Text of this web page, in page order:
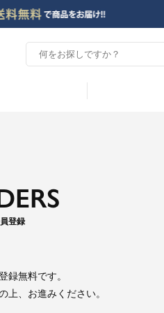
登録
録無料です。
上、お進みください。